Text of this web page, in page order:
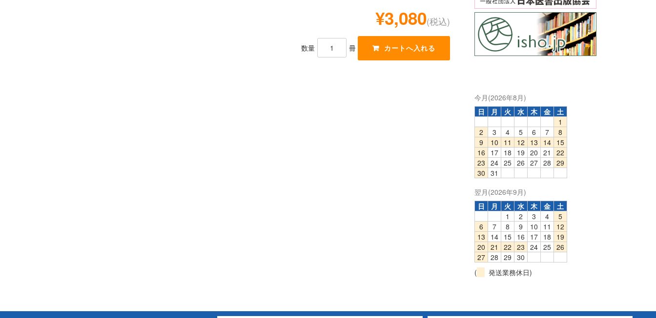
¥3,080(税込)
数量 冊
今月(2026年8月)
日
月 火 水 木 金
土
1
2
3 4 5 6 7
8
9
10 11 12 13 14 15
16
17 18 19 20 21
22
23 24 25 26 27 28 29
30 31
翌月(2026年9月)
日
月 火 水 木 金
土
1
2 3 4
5
6
7 8 9 10 11
12
13
14 15 16 17 18
19
20 21 22 23 24 25 26
27 28 29 30
(
発送業務休日)